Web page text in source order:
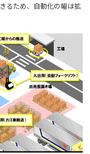
るため、自動化の幅は拡